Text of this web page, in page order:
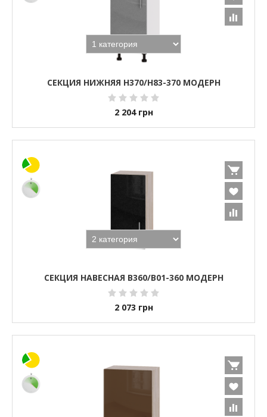
СЕКЦИЯ НИЖНЯЯ Н370/Н83-370 МОДЕРН
2 204 грн
СЕКЦИЯ НАВЕСНАЯ В360/В01-360 МОДЕРН
2 073 грн